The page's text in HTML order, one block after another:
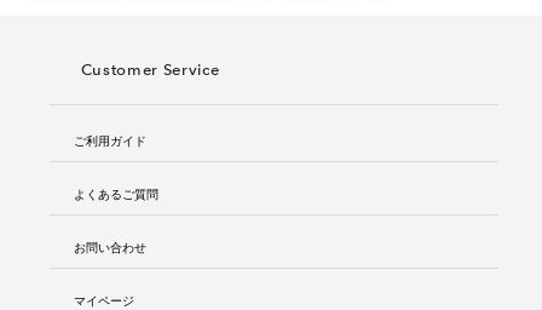
Customer Service
ご利用ガイド
よくあるご質問
お問い合わせ
マイページ